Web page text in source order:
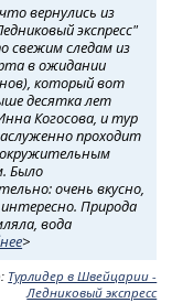
вернулись из
экспресс"
свежим следам из
в ожидании
который вот
десятка лет
Когосова, и тур
проходит
Было
очень вкусно,
интересно. Природа
вода
>
Турлидер в Швейцарии -
Ледниковый экспресс